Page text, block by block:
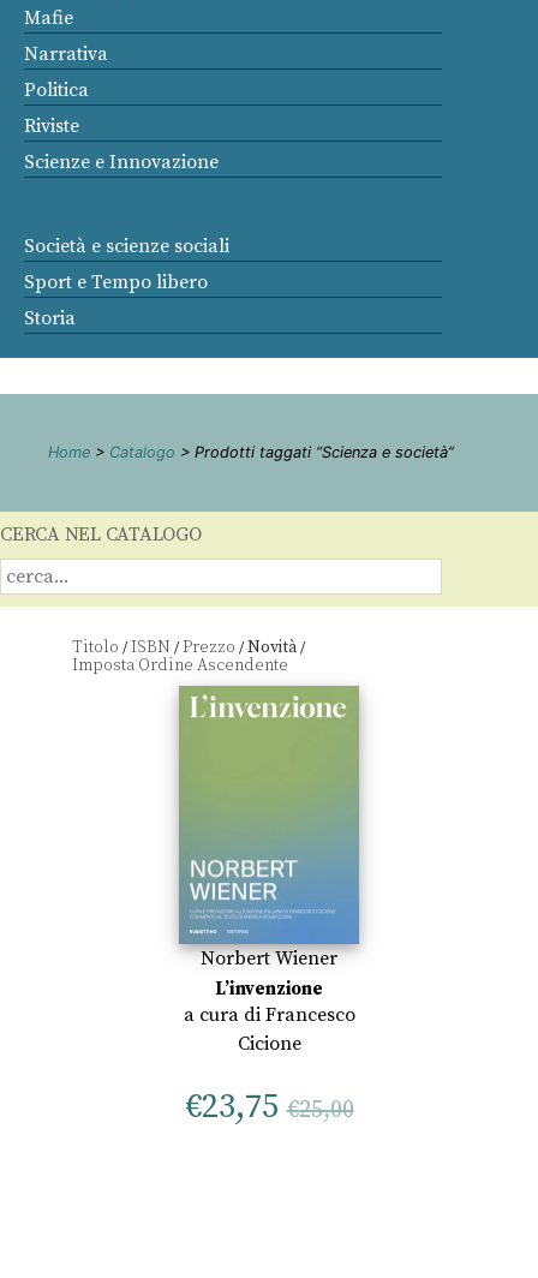
Mafie
Narrativa
Politica
Riviste
Scienze e Innovazione
Società e scienze sociali
Sport e Tempo libero
Storia
Home > Catalogo > Prodotti taggati “Scienza e società”
CERCA NEL CATALOGO
Titolo /ISBN /Prezzo /Novità/
Norbert Wiener
L’invenzione
a cura di Francesco
Cicione
€23,75 €25,00